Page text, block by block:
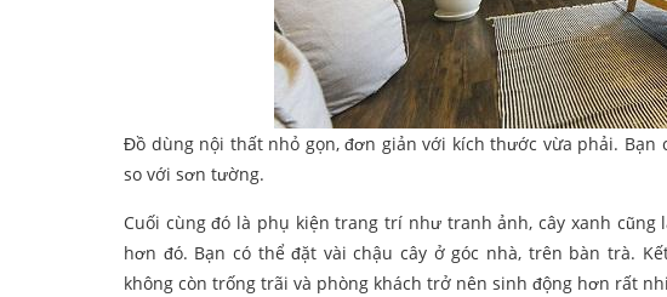
Đồ dùng nội thất nhỏ gọn, đơn giản với kích thước vừa phải.
so với sơn tường.
Cuối cùng đó là phụ kiện trang trí như tranh ảnh, cây xanh
hơn đó. Bạn có thể đặt vài chậu cây ở góc nhà, trên bàn trà.
không còn trống trãi và phòng khách trở nên sinh động hơn rất